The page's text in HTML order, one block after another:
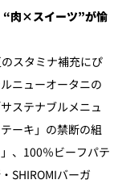
“肉×スイーツ”が愉
スタミナ補充にぴ
ニューオータニの
ステナブルメニュ
ーキ」の禁断の組
、100％ビーフパテ
SHIROMIバーガ